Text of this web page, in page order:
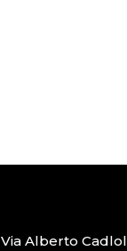
Via Alberto